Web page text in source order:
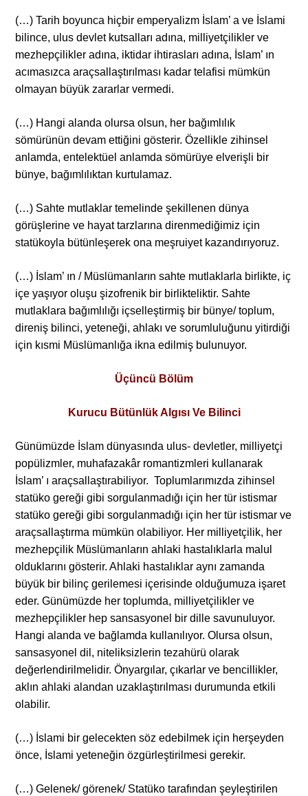
(…) Tarih boyunca hiçbir emperyalizm İslam’ a ve İslami
bilince, ulus devlet kutsalları adına, milliyetçilikler ve
mezhepçilikler adına, iktidar ihtirasları adına, İslam’ ın
acımasızca araçsallaştırılması kadar telafisi mümkün
olmayan büyük zararlar vermedi.
(…) Hangi alanda olursa olsun, her bağımlılık
sömürünün devam ettiğini gösterir. Özellikle zihinsel
anlamda, entelektüel anlamda sömürüye elverişli bir
bünye, bağımlılıktan kurtulamaz.
(…) Sahte mutlaklar temelinde şekillenen dünya
görüşlerine ve hayat tarzlarına direnmediğimiz için
statükoyla bütünleşerek ona meşruiyet kazandırıyoruz.
(…) İslam’ ın / Müslümanların sahte mutlaklarla birlikte, iç
içe yaşıyor oluşu şizofrenik bir birlikteliktir. Sahte
mutlaklara bağımlılığı içselleştirmiş bir bünye/ toplum,
direniş bilinci, yeteneği, ahlakı ve sorumluluğunu yitirdiği
için kısmi Müslümanlığa ikna edilmiş bulunuyor.
Üçüncü Bölüm
Kurucu Bütünlük Algısı Ve Bilinci
Günümüzde İslam dünyasında ulus- devletler, milliyetçi
popülizmler, muhafazakâr romantizmleri kullanarak
İslam’ ı araçsallaştırabiliyor. Toplumlarımızda zihinsel
statüko gereği gibi sorgulanmadığı için her tür istismar
statüko gereği gibi sorgulanmadığı için her tür istismar ve
araçsallaştırma mümkün olabiliyor. Her milliyetçilik, her
mezhepçilik Müslümanların ahlaki hastalıklarla malul
olduklarını gösterir. Ahlaki hastalıklar aynı zamanda
büyük bir bilinç gerilemesi içerisinde olduğumuza işaret
eder. Günümüzde her toplumda, milliyetçilikler ve
mezhepçilikler hep sansasyonel bir dille savunuluyor.
Hangi alanda ve bağlamda kullanılıyor. Olursa olsun,
sansasyonel dil, niteliksizlerin tezahürü olarak
değerlendirilmelidir. Önyargılar, çıkarlar ve bencillikler,
aklın ahlaki alandan uzaklaştırılması durumunda etkili
olabilir.
(…) İslami bir gelecekten söz edebilmek için herşeyden
önce, İslami yeteneğin özgürleştirilmesi gerekir.
(…) Gelenek/ görenek/ Statüko tarafından şeyleştirilen